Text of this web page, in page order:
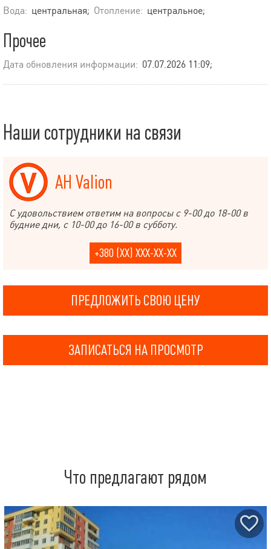
Вода: центральная; Отопление: центральное;
Прочее
Дата обновления информации: 07.07.2026 11:09;
Наши сотрудники на связи
АН Valion
С удовольствием ответим на вопросы с 9-00 до 18-00 в
будние дни, с 10-00 до 16-00 в субботу.
+380 (XX) XXX-XX-XX
ПРЕДЛОЖИТЬ СВОЮ ЦЕНУ
ЗАПИСАТЬСЯ НА ПРОСМОТР
Что предлагают рядом